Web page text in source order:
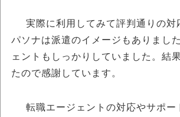
実際に利用してみて評判通りの対
パソナは派遣のイメージもありまし
ェントもしっかりしていました。結
たので感謝しています。
転職エージェントの対応やサポー